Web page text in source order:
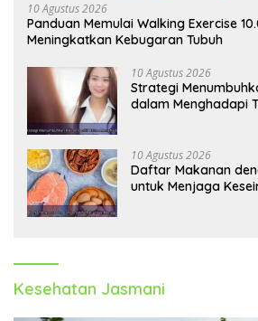
10 Agustus 2026
Panduan Memulai Walking Exercise
Meningkatkan Kebugaran Tubuh
10 Agustus 2026
Strategi
dalam Menghadapi
10 Agustus 2026
Daftar Makanan
untuk Menjaga
Kesehatan Jasmani